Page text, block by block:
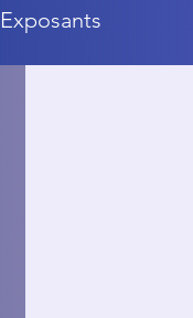
Exposants